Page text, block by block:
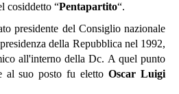
cosiddetto “Pentapartito“.
presidente del Consiglio nazionale
della Repubblica nel 1992,
all'interno della Dc. A quel punto
al suo posto fu elettoOscar Luigi